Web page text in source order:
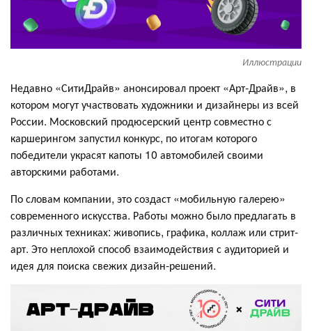
Иллюстрации
Недавно «СитиДрайв» анонсировал проект «Арт-Драйв», в
котором могут участвовать художники и дизайнеры из всей
России. Московский продюсерский центр совместно с
каршерингом запустил конкурс, по итогам которого
победители украсят капоты 10 автомобилей своими
авторскими работами.
По словам компании, это создаст «мобильную галерею»
современного искусства. Работы можно было предлагать в
различных техниках: живопись, графика, коллаж или стрит-
арт. Это неплохой способ взаимодействия с аудиторией и
идея для поиска свежих дизайн-решений.